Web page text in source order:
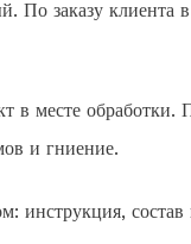
заказу клиента
в месте
и гниение.